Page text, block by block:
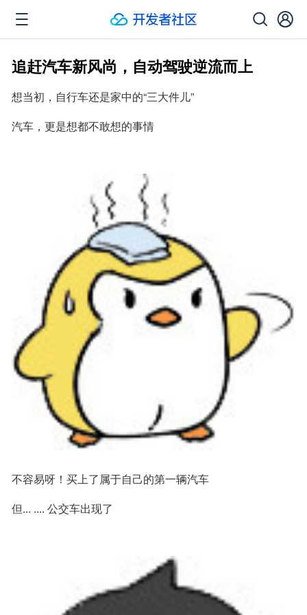
追赶汽车新风尚，自动驾驶逆流而上
想当初，自行车还是家中的“三大件儿”
汽车，更是想都不敢想的事情
不容易呀！买上了属于自己的第一辆汽车
但... .... 公交车出现了